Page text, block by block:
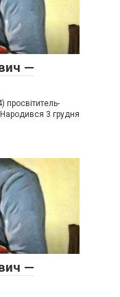
—
просвітитель-
3 грудня
—